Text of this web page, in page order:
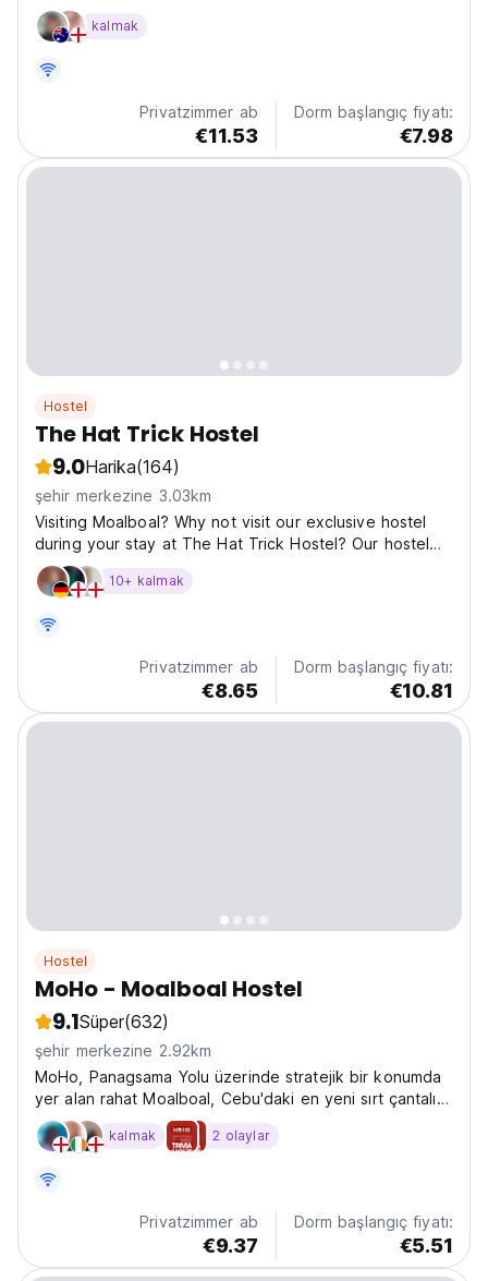
sunmaktadır.
kalmak
Privatzimmer ab
€11.53
Dorm başlangıç fiyatı:
€7.98
Hostel
The Hat Trick Hostel
9.0Harika(164)
şehir merkezine 3.03km
Visiting Moalboal? Why not visit our exclusive hostel
during your stay at The Hat Trick Hostel? Our hostel
offers a completely new design with it's unique roof
and native wood, with our hand crafted furniture in all
10+ kalmak
Privatzimmer ab
€8.65
Dorm başlangıç fiyatı:
€10.81
Hostel
MoHo - Moalboal Hostel
9.1Süper(632)
şehir merkezine 2.92km
MoHo, Panagsama Yolu üzerinde stratejik bir konumda
yer alan rahat Moalboal, Cebu'daki en yeni sırt çantalı
gezgin hostelidir.
kalmak 2 olaylar
Privatzimmer ab
€9.37
Dorm başlangıç fiyatı:
€5.51